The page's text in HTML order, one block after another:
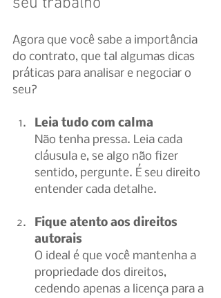
Agora que você sabe a importância
do contrato, que tal algumas dicas
práticas para analisar e negociar o
seu?
Leia tudo com calma
Não tenha pressa. Leia cada
cláusula e, se algo não fizer
sentido, pergunte. É seu direito
entender cada detalhe.
Fique atento aos direitos
autorais
O ideal é que você mantenha a
propriedade dos direitos,
cedendo apenas a licença para a